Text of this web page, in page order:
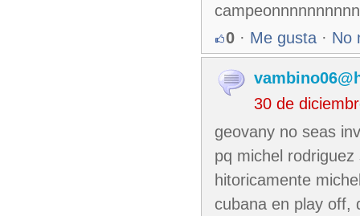
0 · Me gusta · No
30 de
geovany no seas
pq michel
hitoricamente
cubana en play off,